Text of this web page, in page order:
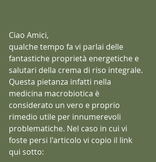
Ciao Amici,
qualche tempo fa vi parlai delle
fantastiche proprietà energetiche e
salutari della crema di riso integrale.
Questa pietanza infatti nella
medicina macrobiotica è
considerato un vero e proprio
rimedio utile per innumerevoli
problematiche. Nel caso in cui vi
foste persi l'articolo vi copio il link
qui sotto: